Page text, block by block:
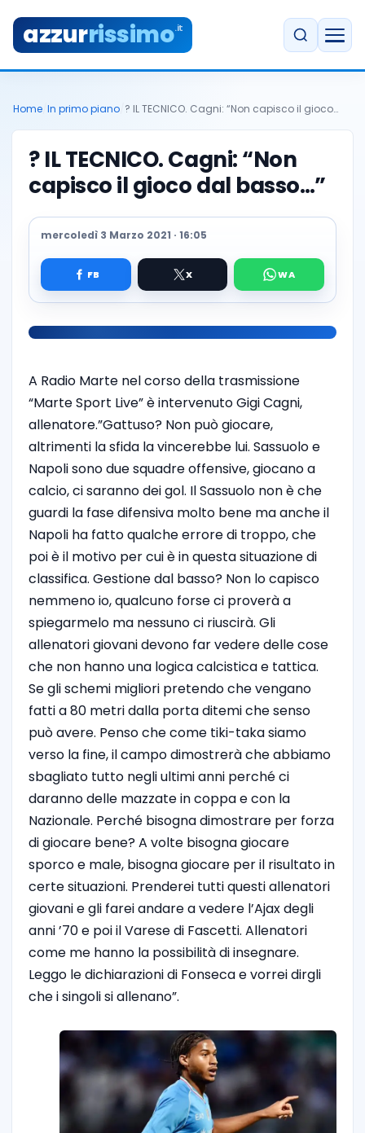
azzurrissimo.it
Home In primo piano ? IL TECNICO. Cagni: “Non capisco il gioco…
? IL TECNICO. Cagni: “Non
capisco il gioco dal basso…”
mercoledì 3 Marzo 2021 · 16:05
A Radio Marte nel corso della trasmissione
“Marte Sport Live” è intervenuto Gigi Cagni,
allenatore.”Gattuso? Non può giocare,
altrimenti la sfida la vincerebbe lui. Sassuolo e
Napoli sono due squadre offensive, giocano a
calcio, ci saranno dei gol. Il Sassuolo non è che
guardi la fase difensiva molto bene ma anche il
Napoli ha fatto qualche errore di troppo, che
poi è il motivo per cui è in questa situazione di
classifica. Gestione dal basso? Non lo capisco
nemmeno io, qualcuno forse ci proverà a
spiegarmelo ma nessuno ci riuscirà. Gli
allenatori giovani devono far vedere delle cose
che non hanno una logica calcistica e tattica.
Se gli schemi migliori pretendo che vengano
fatti a 80 metri dalla porta ditemi che senso
può avere. Penso che come tiki-taka siamo
verso la fine, il campo dimostrerà che abbiamo
sbagliato tutto negli ultimi anni perché ci
daranno delle mazzate in coppa e con la
Nazionale. Perché bisogna dimostrare per forza
di giocare bene? A volte bisogna giocare
sporco e male, bisogna giocare per il risultato in
certe situazioni. Prenderei tutti questi allenatori
giovani e gli farei andare a vedere l’Ajax degli
anni ’70 e poi il Varese di Fascetti. Allenatori
come me hanno la possibilità di insegnare.
Leggo le dichiarazioni di Fonseca e vorrei dirgli
che i singoli si allenano”.